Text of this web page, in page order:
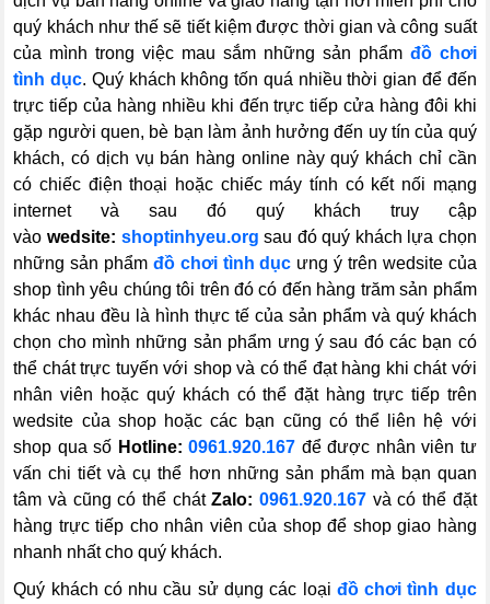
quý khách như thế sẽ tiết kiệm được thời gian và công suất
của mình trong việc mau sắm những sản phẩm đồ chơi
tình dục. Quý khách không tốn quá nhiều thời gian để đến
trực tiếp của hàng nhiều khi đến trực tiếp cửa hàng đôi khi
gặp người quen, bè bạn làm ảnh hưởng đến uy tín của quý
khách, có dịch vụ bán hàng online này quý khách chỉ cần
có chiếc điện thoại hoặc chiếc máy tính có kết nối mạng
internet và sau đó quý khách truy cập
vào wedsite: shoptinhyeu.org sau đó quý khách lựa chọn
những sản phẩm đồ chơi tình dục ưng ý trên wedsite của
shop tình yêu chúng tôi trên đó có đến hàng trăm sản phẩm
khác nhau đều là hình thực tế của sản phẩm và quý khách
chọn cho mình những sản phẩm ưng ý sau đó các bạn có
thể chát trực tuyến với shop và có thể đạt hàng khi chát với
nhân viên hoặc quý khách có thể đặt hàng trực tiếp trên
wedsite của shop hoặc các bạn cũng có thể liên hệ với
shop qua số Hotline:0961.920.167 để được nhân viên tư
vấn chi tiết và cụ thể hơn những sản phẩm mà bạn quan
tâm và cũng có thể chátZalo: 0961.920.167và có thể đặt
hàng trực tiếp cho nhân viên của shop để shop giao hàng
nhanh nhất cho quý khách.
Quý khách có nhu cầu sử dụng các loại đồ chơi tình dục